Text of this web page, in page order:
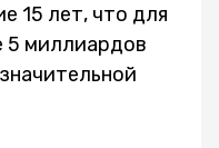
15 лет, что для
5 миллиардов